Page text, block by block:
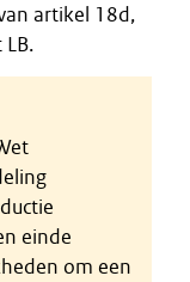
artikel 18d,
einde
om een